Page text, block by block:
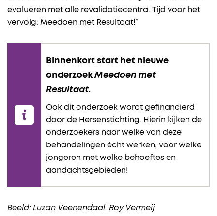
evalueren met alle revalidatiecentra. Tijd voor het
vervolg: Meedoen met Resultaat!”
Binnenkort start het nieuwe
onderzoekMeedoen met
Resultaat.
Ook dit onderzoek wordt gefinancierd
door de Hersenstichting. Hierin kijken de
onderzoekers naar welke van deze
behandelingen écht werken, voor welke
jongeren met welke behoeftes en
aandachtsgebieden!
Beeld: Luzan Veenendaal, Roy Vermeij